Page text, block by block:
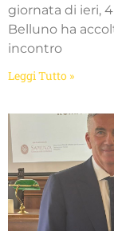
giornata di ieri,
Belluno ha
incontro
Leggi Tutto »